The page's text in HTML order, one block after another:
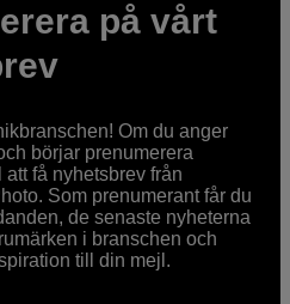
på vårt
Om du anger
börjar prenumerera
få nyhetsbrev från
Som prenumerant får du
de senaste nyheterna
i branschen och
till din mejl.